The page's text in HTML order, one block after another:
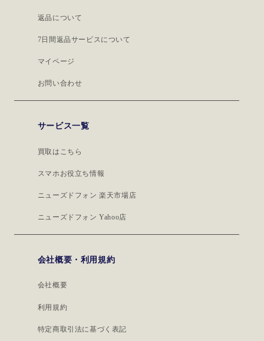
返品について
7日間返品サービスについて
マイページ
お問い合わせ
サービス一覧
買取はこちら
スマホお役立ち情報
ニューズドフォン 楽天市場店
ニューズドフォン Yahoo店
会社概要・利用規約
会社概要
利用規約
特定商取引法に基づく表記